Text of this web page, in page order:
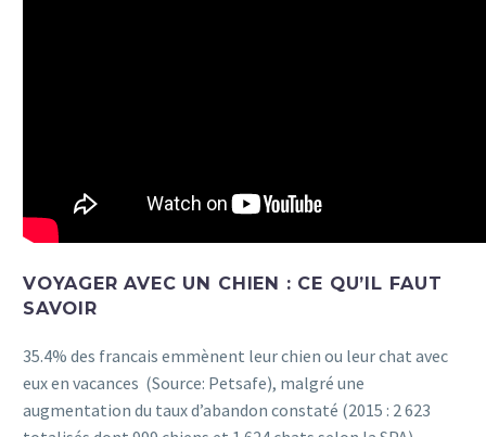
VOYAGER AVEC UN CHIEN : CE QU’IL FAUT
SAVOIR
35.4% des francais emmènent leur chien ou leur chat avec
eux en vacances (Source: Petsafe), malgré une
augmentation du taux d’abandon constaté (2015 : 2 623